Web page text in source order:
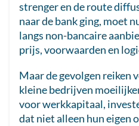
strenger en de route
naar de bank ging, moet
langs non-bancaire
prijs, voorwaarden en
Maar de gevolgen reiken
kleine bedrijven
voor werkkapitaal,
dat niet alleen hun eigen